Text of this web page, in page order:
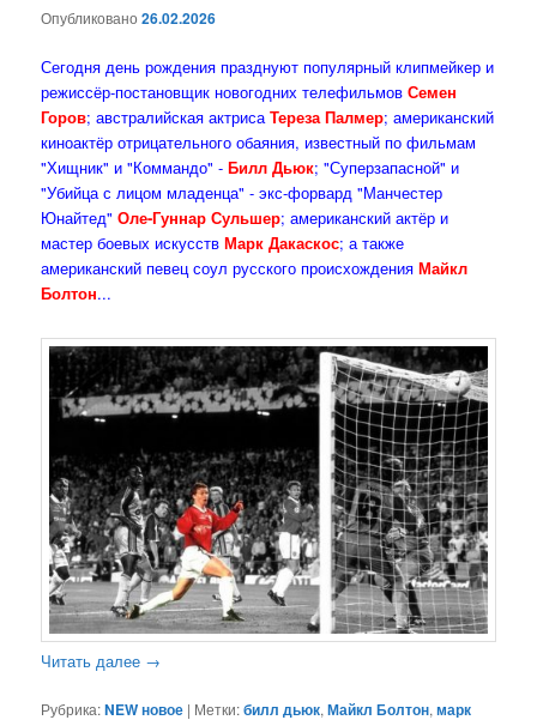
Опубликовано26.02.2026
Сегодня день рождения празднуют популярный клипмейкер и
режиссёр-постановщик новогодних телефильмовСемен
Горов; австралийская актрисаТереза Палмер; американский
киноактёр отрицательного обаяния, известный по фильмам
"Хищник" и "Коммандо" -Билл Дьюк; "Суперзапасной" и
"Убийца с лицом младенца" - экс-форвард "Манчестер
Юнайтед"Оле-Гуннар Сульшер; американский актёр и
мастер боевых искусствМарк Дакаскос; а также
американский певец соул русского происхожденияМайкл
Болтон...
Читать далее →
Рубрика:NEW новое | Метки:билл дьюк,Майкл Болтон,марк